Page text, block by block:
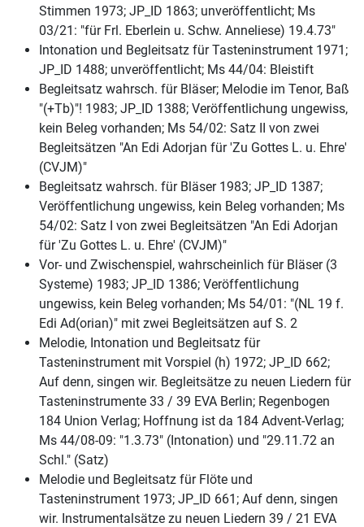
Stimmen 1973; JP_ID 1863; unveröffentlicht; Ms
03/21: "für Frl. Eberlein u. Schw. Anneliese) 19.4.73"
Intonation und Begleitsatz für Tasteninstrument 1971;
JP_ID 1488; unveröffentlicht; Ms 44/04: Bleistift
Begleitsatz wahrsch. für Bläser; Melodie im Tenor, Baß
"(+Tb)"! 1983; JP_ID 1388; Veröffentlichung ungewiss,
kein Beleg vorhanden; Ms 54/02: Satz II von zwei
Begleitsätzen "An Edi Adorjan für 'Zu Gottes L. u. Ehre'
(CVJM)"
Begleitsatz wahrsch. für Bläser 1983; JP_ID 1387;
Veröffentlichung ungewiss, kein Beleg vorhanden; Ms
54/02: Satz I von zwei Begleitsätzen "An Edi Adorjan
für 'Zu Gottes L. u. Ehre' (CVJM)"
Vor- und Zwischenspiel, wahrscheinlich für Bläser (3
Systeme) 1983; JP_ID 1386; Veröffentlichung
ungewiss, kein Beleg vorhanden; Ms 54/01: "(NL 19 f.
Edi Ad(orian)" mit zwei Begleitsätzen auf S. 2
Melodie, Intonation und Begleitsatz für
Tasteninstrument mit Vorspiel (h) 1972; JP_ID 662;
Auf denn, singen wir. Begleitsätze zu neuen Liedern für
Tasteninstrumente 33 / 39 EVA Berlin; Regenbogen
184 Union Verlag; Hoffnung ist da 184 Advent-Verlag;
Ms 44/08-09: "1.3.73" (Intonation) und "29.11.72 an
Schl." (Satz)
Melodie und Begleitsatz für Flöte und
Tasteninstrument 1973; JP_ID 661; Auf denn, singen
wir. Instrumentalsätze zu neuen Liedern 39 / 21 EVA